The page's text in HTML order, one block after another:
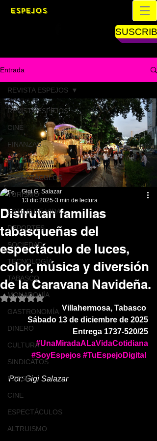
ESPEJOS
Entrada
REVISTA ESPEJOS
CINE
FINANZAS
POLÍTICA
ESPECTÁCULOS
TURISMO
ESTILO DE VIDA
DEPORTES
SOCIEDAD
TECNOLOGÍA
TABASCO
MONARQUÍA
GASTRONOMÍA
DINERO
CULTURA
SINDICATOS
FSTSE
CINE
ESPECTÁCULOS
ALTRUISMO
REVISTA ESPEJOS
Disfrutan familias
tabasqueñas del
espectáculo de luces,
color, música y diversión
de la Caravana Navideña.
Gigi G. Salazar
13 dic 2025 3 min de lectura
Obtuvo NaN de 5 estrellas.
Villahermosa, Tabasco
Sábado 13 de diciembre de 2025
Entrega 1737-520/25
#UnaMiradaALaVidaCotidiana
#SoyEspejos #TuEspejoDigital
Por: Gigi Salazar